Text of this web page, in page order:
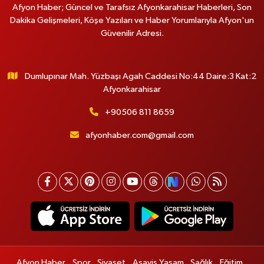
Afyon Haber; Güncel ve Tarafsız Afyonkarahisar Haberleri, Son
Dakika Gelişmeleri, Köşe Yazıları ve Haber Yorumlarıyla Afyon'un
Güvenilir Adresi.
Dumlupınar Mah. Yüzbaşı Agah Caddesi No:44 Daire:3 Kat:2
Afyonkarahisar
+90506 811 8659
afyonhaber.com@gmail.com